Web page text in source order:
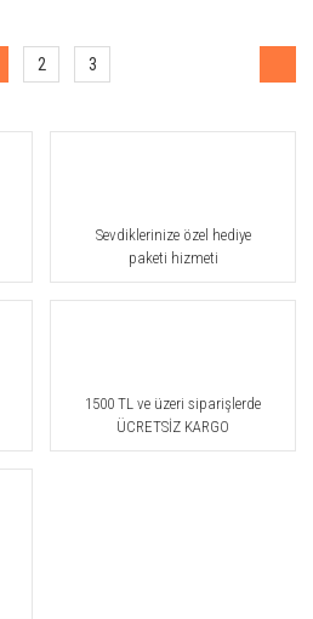
2 3
Sevdiklerinize özel hediye
paketi hizmeti
1500 TL ve üzeri siparişlerde
ÜCRETSİZ KARGO